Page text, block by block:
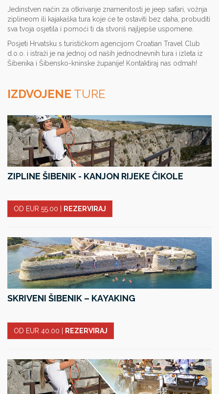
Jedinstven način za otkrivanje znamenitosti je jeep safari, vožnja
ziplineom ili kajakaška tura koje će te ostaviti bez daha, probuditi
sva tvoja osjetila i pomoći ti da stvoriš najljepše uspomene.
Posjeti Hrvatsku s turističkom agencijom Croatian Travel Club
d.o.o. i istraži je na jednoj od naših jednodnevnih tura i izleta iz
Šibenika i Šibensko-kninske županije! Kontaktiraj nas odmah!
IZDVOJENE TURE
ZIPLINE ŠIBENIK - KANJON RIJEKE ČIKOLE
OD EUR 55.00 REZERVIRAJ
SKRIVENI ŠIBENIK – KAYAKING
OD EUR 40.00 REZERVIRAJ